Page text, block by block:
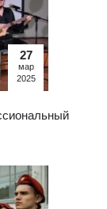
27
мар
2025